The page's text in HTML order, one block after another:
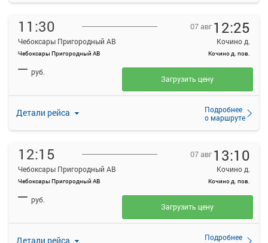
11:30
Чебоксары Пригородный АВ
Чебоксары Пригородный АВ
07 авг 12:25
Кочино д.
Кочино д. пов.
Детали рейса
Подробнее
о маршруте
— руб.
Загрузить цену
12:15
Чебоксары Пригородный АВ
Чебоксары Пригородный АВ
07 авг 13:10
Кочино д.
Кочино д. пов.
Детали рейса
Подробнее
— руб.
Загрузить цену